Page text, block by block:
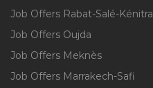
Job Offers Rabat-Salé-Kénitra
Job Offers Oujda
Job Offers Meknès
Job Offers Marrakech-Safi